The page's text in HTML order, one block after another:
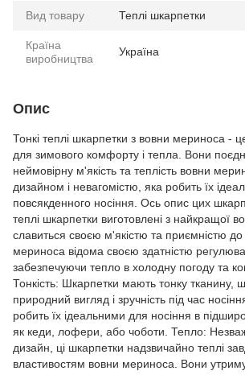
Вид товару Теплі шкарпетки
Країна
виробництва
Україна
Опис
Тонкі теплі шкарпетки з вовни мериноса -
для зимового комфорту і тепла. Вони
неймовірну м'якість та теплість вовни
дизайном і невагомістю, яка робить їх
повсякденного носіння. Ось опис цих
теплі шкарпетки виготовлені з найкращої
славиться своєю м'якістю та приємністю до
мериноса відома своєю здатністю
забезпечуючи тепло в холодну погоду та
Тонкість: Шкарпетки мають тонку тканину,
природний вигляд і зручність під час
робить їх ідеальними для носіння в
як кеди, лофери, або чоботи. Тепло:
дизайн, ці шкарпетки надзвичайно теплі
властивостям вовни мериноса. Вони